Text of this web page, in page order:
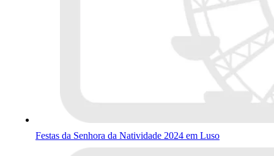
Festas da Senhora da Natividade 2024 em Luso